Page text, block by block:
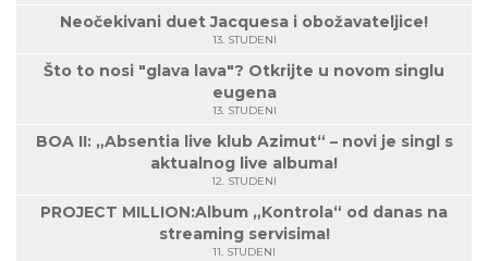
Neočekivani duet Jacquesa i obožavateljice!
13. STUDENI
Što to nosi "glava lava"? Otkrijte u novom singlu
eugena
13. STUDENI
BOA II: „Absentia live klub Azimut“ – novi je singl s
aktualnog live albuma!
12. STUDENI
PROJECT MILLION:Album „Kontrola“ od danas na
streaming servisima!
11. STUDENI